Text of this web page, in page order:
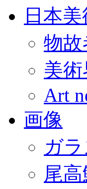
日本
物
美術
Art
画像
ガ
尾